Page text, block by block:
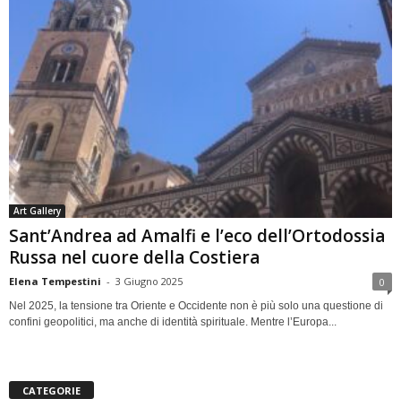
Art Gallery
Sant’Andrea ad Amalfi e l’eco dell’Ortodossia
Russa nel cuore della Costiera
Elena Tempestini - 3 Giugno 2025 0
Nel 2025, la tensione tra Oriente e Occidente non è più solo una questione di
confini geopolitici, ma anche di identità spirituale. Mentre l’Europa...
CATEGORIE